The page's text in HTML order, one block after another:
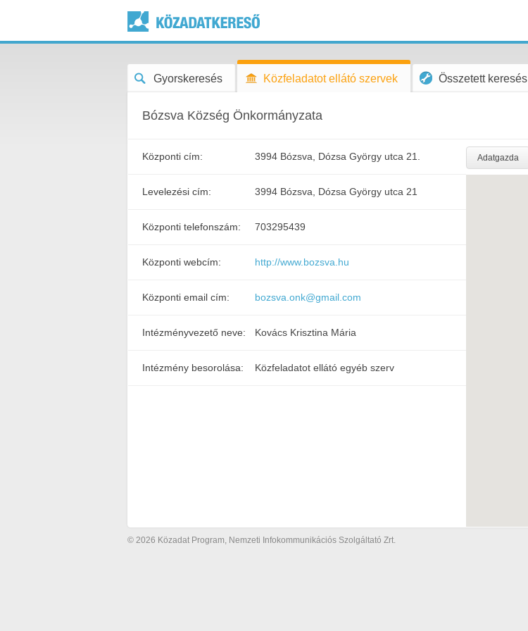
Gyorskeresés Közfeladatot ellátó szervek Összetett keresés
Bózsva Község Önkormányzata
Központi cím: 3994 Bózsva, Dózsa György utca 21.
Levelezési cím: 3994 Bózsva, Dózsa György utca 21
Központi telefonszám: 703295439
Központi webcím: http://www.bozsva.hu
Központi email cím: bozsva.onk@gmail.com
Intézményvezető neve: Kovács Krisztina Mária
Intézmény besorolása: Közfeladatot ellátó egyéb szerv
Adatgazda
© 2026 Közadat Program, Nemzeti Infokommunikációs Szolgáltató Zrt.